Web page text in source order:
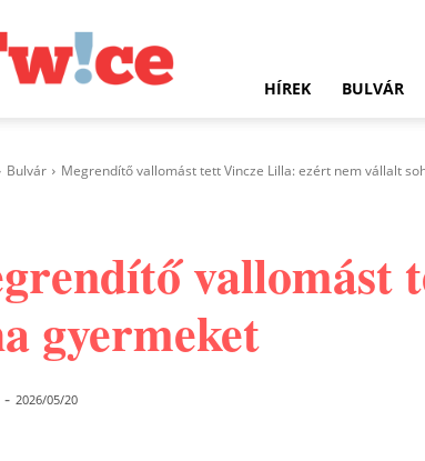
HÍREK BULVÁR
Bulvár Megrendítő vallomást tett Vincze Lilla: ezért nem vállalt
vallomást
gyermeket
- 2026/05/20